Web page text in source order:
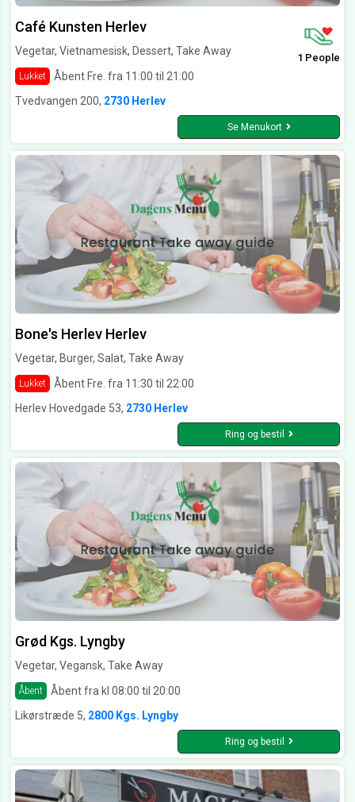
Café Kunsten Herlev
Vegetar, Vietnamesisk, Dessert, Take Away
Lukket Åbent Fre. fra 11:00 til 21:00
1 People
Tvedvangen 200, 2730 Herlev
Se Menukort
Bone's Herlev Herlev
Vegetar, Burger, Salat, Take Away
Lukket
Åbent Fre. fra 11:30 til 22:00
Herlev Hovedgade 53, 2730 Herlev
Ring og bestil
Grød Kgs. Lyngby
Vegetar, Vegansk, Take Away
Åbent
Åbent fra kl 08:00 til 20:00
Likørstræde 5, 2800 Kgs. Lyngby
Ring og bestil